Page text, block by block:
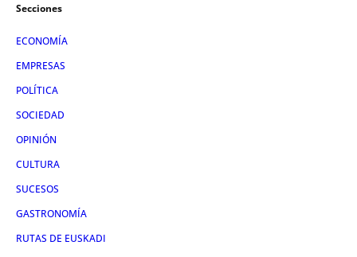
Secciones
ECONOMÍA
EMPRESAS
POLÍTICA
SOCIEDAD
OPINIÓN
CULTURA
SUCESOS
GASTRONOMÍA
RUTAS DE EUSKADI